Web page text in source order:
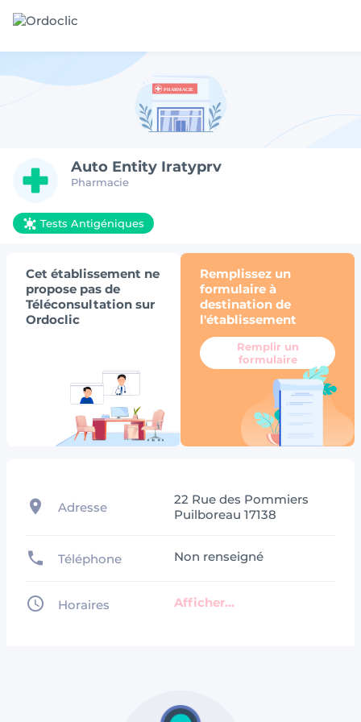
Auto Entity Iratyprv
Pharmacie
Tests Antigéniques
Cet établissement ne
propose pas de
Téléconsultation sur
Ordoclic
Remplissez un
formulaire à
destination de
l'établissement
Remplir un
formulaire
Adresse
22 Rue des Pommiers
Puilboreau 17138
Téléphone Non renseigné
Horaires Afficher...